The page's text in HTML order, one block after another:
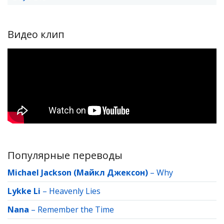
Видео клип
Популярные переводы
Michael Jackson (Майкл Джексон) – Why
Lykke Li – Heavenly Lies
Nana – Remember the Time